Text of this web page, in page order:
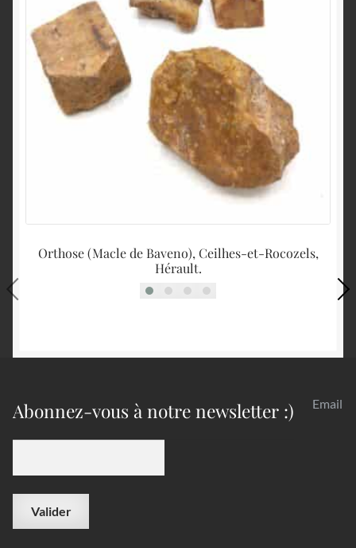
Orthose (Macle de Baveno), Ceilhes-et-Rocozels,
Hérault.
Abonnez-vous à notre newsletter :) Email